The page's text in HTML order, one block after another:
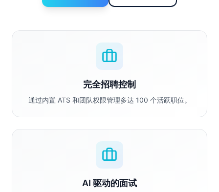
完全招聘控制
通过内置 ATS 和团队权限管理多达 100 个活跃职位。
AI 驱动的面试